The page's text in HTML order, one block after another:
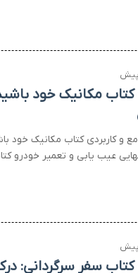
مکانیک خود
و کاربردی کتاب مکانیک خود
عیب یابی و تعمیر خودرو
سفر سرگردانی: